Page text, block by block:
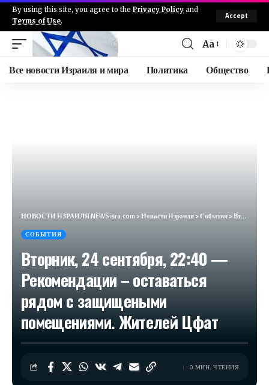
By using this site, you agree to the Privacy Policy and
Terms of Use.
Accept
Aa
Все новости Израиля и мира Политика Общество
НОВОСТИ ИЗРАИЛЯ NEWSisra.com >Новости Израиля>События>Вторник, 24 сентября, 22:40 — Рекомендации – оставаться рядом с защищеными помещениями. Жителей Цфат
СОБЫТИЯ
Вторник, 24 сентября, 22:40 —
Рекомендации – оставаться
рядом с защищеными
помещениями. Жителей Цфат
0 МИН. ЧТЕНИЯ